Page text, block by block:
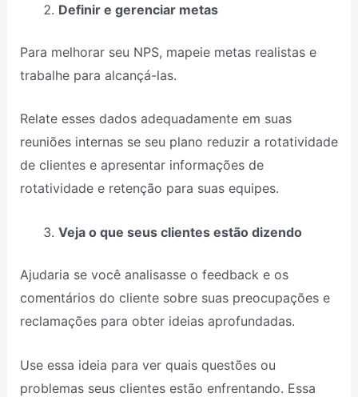
Definir e gerenciar metas
Para melhorar seu NPS, mapeie metas realistas e
trabalhe para alcançá-las.
Relate esses dados adequadamente em suas
reuniões internas se seu plano reduzir a rotatividade
de clientes e apresentar informações de
rotatividade e retenção para suas equipes.
Veja o que seus clientes estão dizendo
Ajudaria se você analisasse o feedback e os
comentários do cliente sobre suas preocupações e
reclamações para obter ideias aprofundadas.
Use essa ideia para ver quais questões ou
problemas seus clientes estão enfrentando. Essa